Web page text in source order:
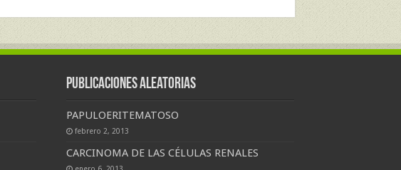
Publicaciones Aleatorias
PAPULOERITEMATOSO
febrero 2, 2013
CARCINOMA DE LAS CÉLULAS RENALES